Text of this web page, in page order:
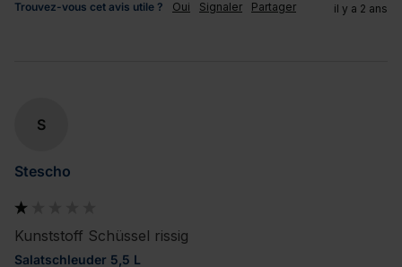
Trouvez-vous cet avis utile ? Oui Signaler Partager il y a 2 ans
S
Stescho
Kunststoff Schüssel rissig
Salatschleuder 5,5 L